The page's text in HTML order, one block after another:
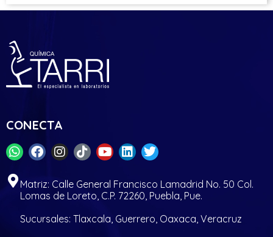
CONECTA
Matriz: Calle General Francisco Lamadrid No. 50 Col.
Lomas de Loreto, C.P. 72260, Puebla, Pue.
Sucursales: Tlaxcala, Guerrero, Oaxaca, Veracruz